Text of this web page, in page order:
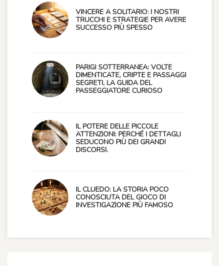
VINCERE A SOLITARIO: I NOSTRI
TRUCCHI E STRATEGIE PER AVERE
SUCCESSO PIÙ SPESSO
PARIGI SOTTERRANEA: VOLTE
DIMENTICATE, CRIPTE E PASSAGGI
SEGRETI, LA GUIDA DEL
PASSEGGIATORE CURIOSO
IL POTERE DELLE PICCOLE
ATTENZIONI: PERCHÉ I DETTAGLI
SEDUCONO PIÙ DEI GRANDI
DISCORSI.
IL CLUEDO: LA STORIA POCO
CONOSCIUTA DEL GIOCO DI
INVESTIGAZIONE PIÙ FAMOSO